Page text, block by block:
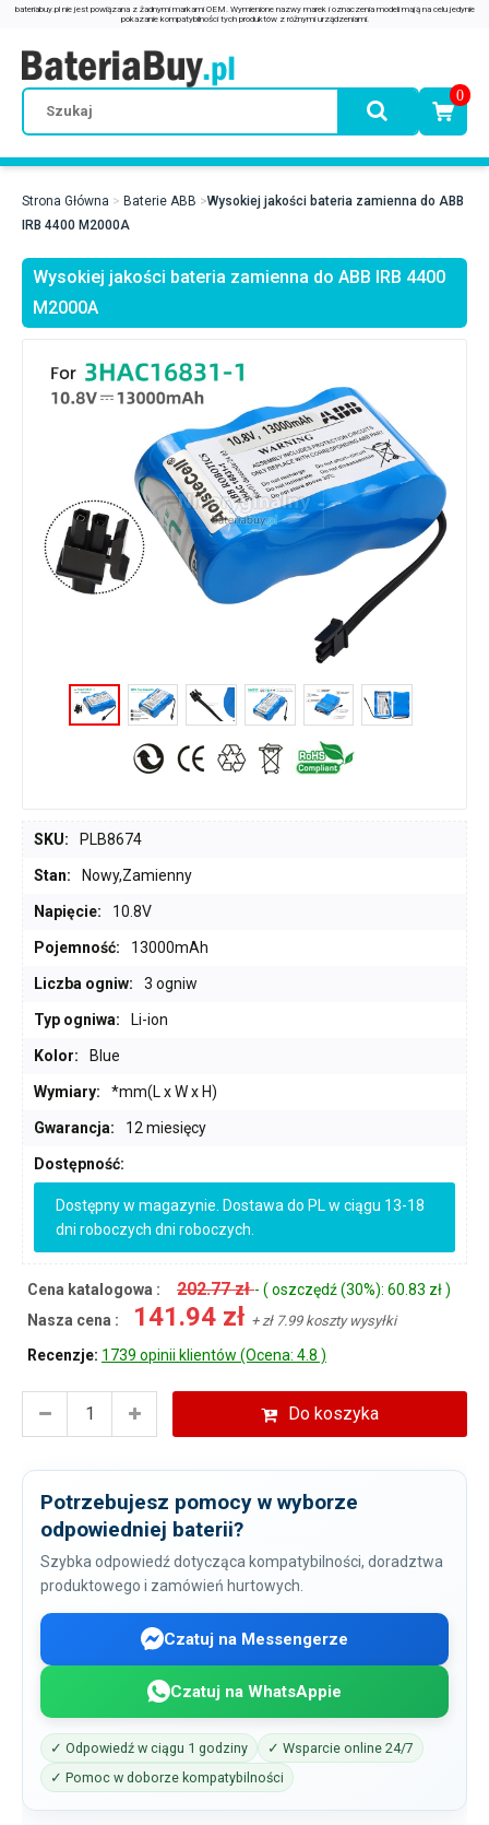
0
Strona Główna Baterie ABB
Wysokiej jakości bateria zamienna do ABB
IRB 4400 M2000A
Wysokiej jakości bateria zamienna do ABB IRB 4400
M2000A
SKU: PLB8674
Stan: Nowy,Zamienny
Napięcie: 10.8V
Pojemność: 13000mAh
Liczba ogniw: 3 ogniw
Typ ogniwa: Li-ion
Kolor: Blue
Wymiary: *mm(L x W x H)
Gwarancja: 12 miesięcy
Dostępność:
Dostępny w magazynie. Dostawa do PL w ciągu 13-18
dni roboczych dni roboczych.
Cena katalogowa : 202.77 zł- ( oszczędź (30%): 60.83 zł )
Nasza cena :
141.94 zł + zł 7.99 koszty wysyłki
Recenzje: 1739 opinii klientów (Ocena: 4.8 )
Do koszyka
Potrzebujesz pomocy w wyborze
odpowiedniej baterii?
Szybka odpowiedź dotycząca kompatybilności, doradztwa
produktowego i zamówień hurtowych.
Czatuj na Messengerze
Czatuj na WhatsAppie
✓ Odpowiedź w ciągu 1 godziny
✓ Wsparcie online 24/7
✓ Pomoc w doborze kompatybilności